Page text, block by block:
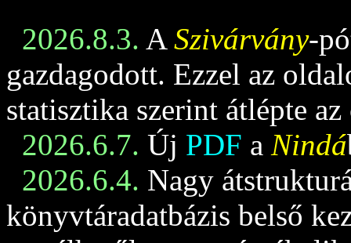
2026.8.3. A Szivárvány-
gazdagodott. Ezzel az
statisztika szerint átlépte
2026.6.7. Új PDF a Nindá
2026.6.4. Nagy
könyvtáradatbázis belső